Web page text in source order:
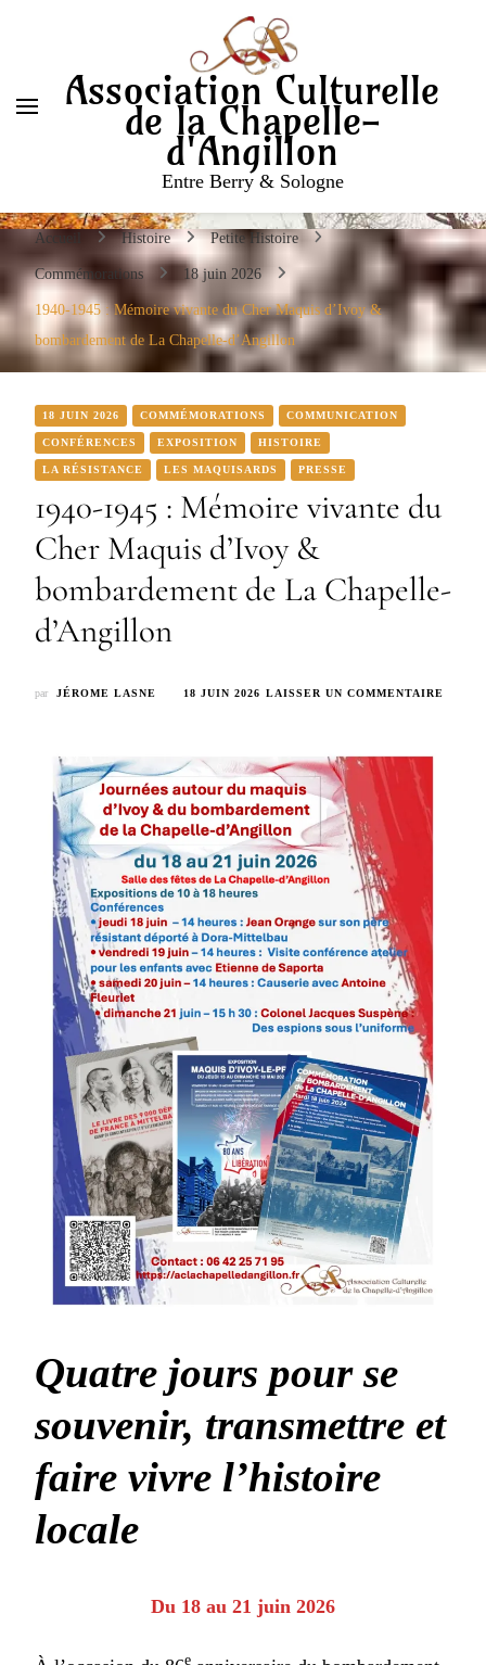
Association Culturelle
de la Chapelle-
d'Angillon
Entre Berry & Sologne
Accueil Histoire Petite Histoire
Commémorations 18 juin 2026
1940-1945 : Mémoire vivante du Cher Maquis d’Ivoy &
bombardement de La Chapelle-d’Angillon
18 JUIN 2026 COMMÉMORATIONS COMMUNICATION
CONFÉRENCES EXPOSITION HISTOIRE
LA RÉSISTANCE LES MAQUISARDS PRESSE
1940-1945 : Mémoire vivante du
Cher Maquis d’Ivoy &
bombardement de La Chapelle-
d’Angillon
par JÉROME LASNE 18 JUIN 2026 LAISSER UN COMMENTAIRE
Quatre jours pour se
souvenir, transmettre et
faire vivre l’histoire
locale
Du 18 au 21 juin 2026
e